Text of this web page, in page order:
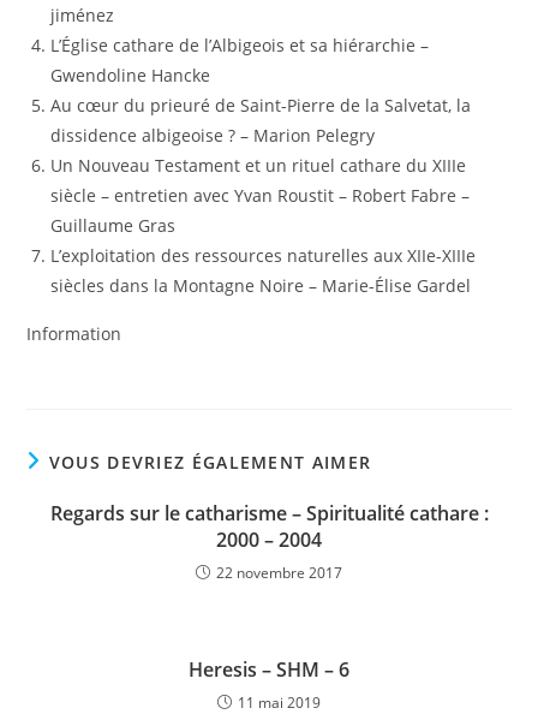
jiménez
L’Église cathare de l’Albigeois et sa hiérarchie –
Gwendoline Hancke
Au cœur du prieuré de Saint-Pierre de la Salvetat, la
dissidence albigeoise ? – Marion Pelegry
Un Nouveau Testament et un rituel cathare du XIIIe
siècle – entretien avec Yvan Roustit – Robert Fabre –
Guillaume Gras
L’exploitation des ressources naturelles aux XIIe-XIIIe
siècles dans la Montagne Noire – Marie-Élise Gardel
Information
VOUS DEVRIEZ ÉGALEMENT AIMER
Regards sur le catharisme – Spiritualité cathare :
2000 – 2004
22 novembre 2017
Heresis – SHM – 6
11 mai 2019